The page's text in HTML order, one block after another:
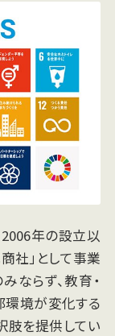
年の設立以
社」として事業
ならず、教育・
環境が変化する
肢を提供してい